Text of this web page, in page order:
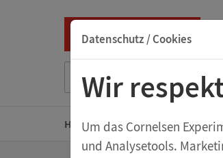
Datenschutz / Cookies
Wir
Um das Cornelsen
und Analysetools.
Home Kindergarten
Z
Aktuelles